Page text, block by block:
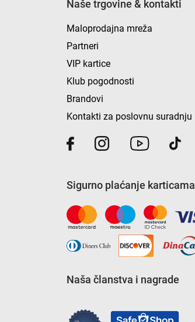
Naše trgovine & kontakti
Maloprodajna mreža
Partneri
VIP kartice
Klub pogodnosti
Brandovi
Kontakti za poslovnu suradnju
Sigurno plaćanje karticama
Naša članstva i nagrade